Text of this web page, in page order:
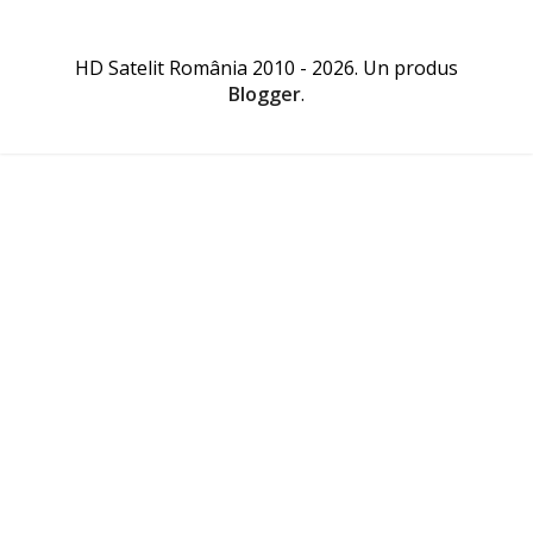
HD Satelit România 2010 - 2026. Un produs
Blogger.